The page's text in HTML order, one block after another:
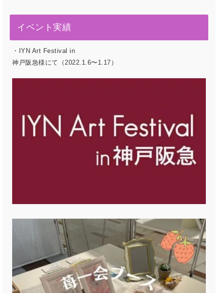
イベント実績
・IYN Art Festival in
神戸阪急様にて（2022.1.6〜1.17）